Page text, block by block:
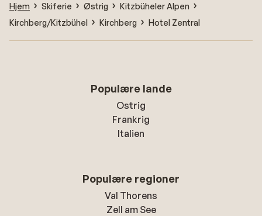
Hjem Skiferie Østrig
Kitzbüheler Alpen
Kirchberg/Kitzbühel
Kirchberg Hotel Zentral
Populære lande
Ostrig
Frankrig
Italien
Populære regioner
Val Thorens
Zell am See